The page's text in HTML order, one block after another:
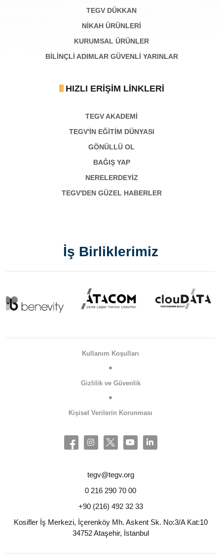
TEGV DÜKKAN
NİKAH ÜRÜNLERİ
KURUMSAL ÜRÜNLER
BILINÇLI ADIMLAR GÜVENLI YARINLAR
HIZLI ERIŞIM LINKLERI
TEGV AKADEMI
TEGV'İN EĞİTİM DÜNYASI
GÖNÜLLÜ OL
BAĞIŞ YAP
NERELERDEYİZ
TEGV'DEN GÜZEL HABERLER
İş Birliklerimiz
Kullanım Koşulları
Gizlilik ve Güvenlik
Kişisel Verilerin Korunması
tegv@tegv.org
0 216 290 70 00
+90 (216) 492 32 33
Kosifler İş Merkezi, İçerenköy Mh. Askent Sk. No:3/A Kat:10
34752 Ataşehir, İstanbul